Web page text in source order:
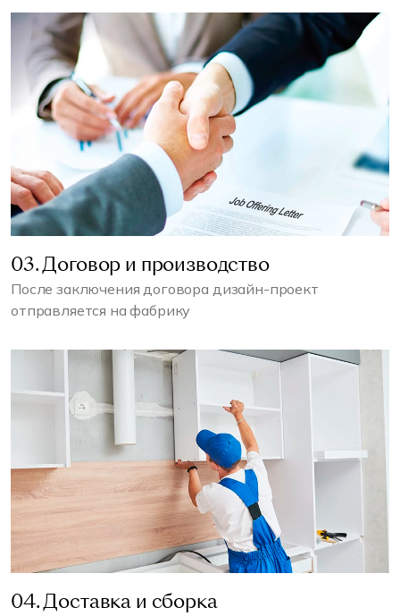
03. Договор и производство
После заключения договора дизайн-проект
отправляется на фабрику
04. Доставка и сборка